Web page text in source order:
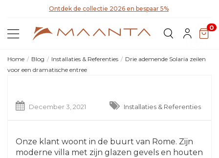
Ontdek de collectie 2026 en bespaar 5%
0
Home Blog Installaties & Referenties
Drie ademende Solaria zeilen
voor een dramatische entree
December 3, 2021 Installaties & Referenties
Onze klant woont in de buurt van Rome. Zijn
moderne villa met zijn glazen gevels en houten